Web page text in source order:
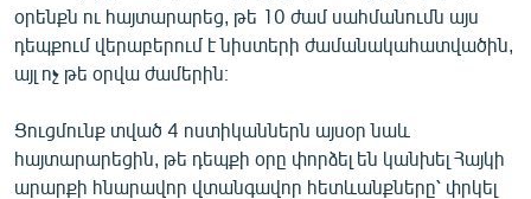
օրենքն ու հայտարարեց, թե 10 ժամ սահմանումն այս
դեպքում վերաբերում է նիստերի ժամանակահատվածին,
այլ ոչ թե օրվա ժամերին։
Ցուցմունք տված 4 ոստիկաններն այսօր նաև
հայտարարեցին, թե դեպքի օրը փորձել են կանխել Հայկի
արարքի հնարավոր վտանգավոր հետևանքները՝ փրկել